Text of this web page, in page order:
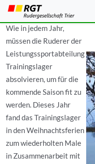
Wie in jedem Jahr,
müssen die Ruderer der
Leistungssportabteilung
Trainingslager
absolvieren, um für die
kommende Saison fit zu
werden. Dieses Jahr
fand das Trainingslager
in den Weihnachtsferien
zum wiederholten Male
in Zusammenarbeit mit